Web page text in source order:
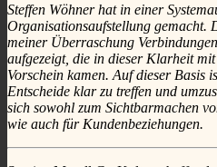
Steffen Wöhner hat in einer
Organisationsaufstellung gemacht.
meiner Überraschung
aufgezeigt, die in dieser Klarheit
Vorschein kamen. Auf dieser Basis
Entscheide klar zu treffen und
sich sowohl zum Sichtbarmachen
wie auch für Kundenbeziehungen.